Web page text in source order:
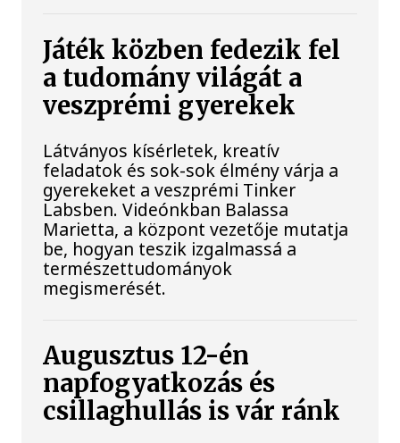
Játék közben fedezik fel
a tudomány világát a
veszprémi gyerekek
Látványos kísérletek, kreatív
feladatok és sok-sok élmény várja a
gyerekeket a veszprémi Tinker
Labsben. Videónkban Balassa
Marietta, a központ vezetője mutatja
be, hogyan teszik izgalmassá a
természettudományok
megismerését.
Augusztus 12-én
napfogyatkozás és
csillaghullás is vár ránk